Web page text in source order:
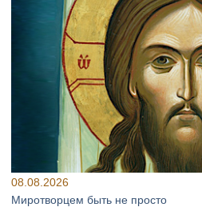
08.08.2026
Миротворцем быть не просто